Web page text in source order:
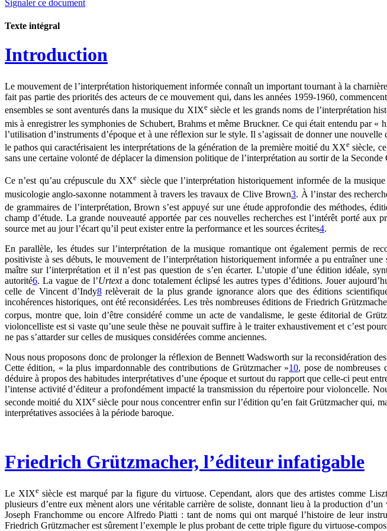
Signaler ce document
Texte intégral
Introduction
Le mouvement de l’interprétation historiquement informée connaît un important tournant à la
fait pas partie des priorités des acteurs de ce mouvement qui, dans les années 1959-1960,
ensembles se sont aventurés dans la musique du XIXesiècle et les grands noms de l’interprétation
mis à enregistrer les symphonies de Schubert, Brahms et même Bruckner. Ce qui était entendu par
l’utilisation d’instruments d’époque et à une réflexion sur le style. Il s’agissait de donner une
le pathos qui caractérisaient les interprétations de la génération de la première moitié du XXe siècle,
sans une certaine volonté de déplacer la dimension politique de l’interprétation au sortir de la
Ce n’est qu’au crépuscule du XXe siècle que l’interprétation historiquement informée de la
musicologie anglo-saxonne notamment à travers les travaux de Clive Brown3. À l’instar des
de grammaires de l’interprétation, Brown s’est appuyé sur une étude approfondie des méthodes,
champ d’étude. La grande nouveauté apportée par ces nouvelles recherches est l’intérêt porté
source met au jour l’écart qu’il peut exister entre la performance et les sources écrites4.
En parallèle, les études sur l’interprétation de la musique romantique ont également permis de
positiviste à ses débuts, le mouvement de l’interprétation historiquement informée a pu entraîner
maître sur l’interprétation et il n’est pas question de s’en écarter. L’utopie d’une édition idéale,
autorité6. La vague de l’Urtexta donc totalement éclipsé les autres types d’éditions. Jouer
celle de Vincent d’Indy8relèverait de la plus grande ignorance alors que des éditions
incohérences historiques, ont été reconsidérées. Les très nombreuses éditions de Friedrich
corpus, montre que, loin d’être considéré comme un acte de vandalisme, le geste éditorial de
violoncelliste est si vaste qu’une seule thèse ne pouvait suffire à le traiter exhaustivement et c’est
ne pas s’attarder sur celles de musiques considérées comme anciennes.
Nous nous proposons donc de prolonger la réflexion de Bennett Wadsworth sur la reconsidération
Cette édition, « la plus impardonnable des contributions de Grützmacher »10, pose de nombreuses
déduire à propos des habitudes interprétatives d’une époque et surtout du rapport que celle-ci peut
l’intense activité d’éditeur a profondément impacté la transmission du répertoire pour violoncelle.
seconde moitié du XIXe siècle pour nous concentrer enfin sur l’édition qu’en fait Grützmacher qui,
interprétatives associées à la période baroque.
Friedrich Grützmacher, l’éditeur infatigable
Le XIXesiècle est marqué par la figure du virtuose. Cependant, alors que des artistes comme
plusieurs d’entre eux mènent alors une véritable carrière de soliste, donnant lieu à la production
Joseph Franchomme ou encore Alfredo Piatti : tant de noms qui ont marqué l’histoire de leur
Friedrich Grützmacher est sûrement l’exemple le plus probant de cette triple figure du virtuose-